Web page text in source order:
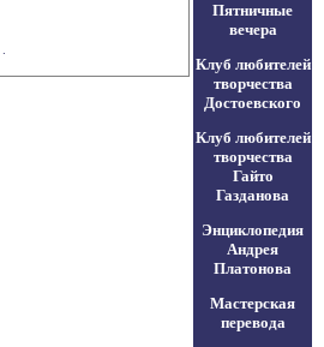
Пятничные
вечера
Клуб любителей
творчества
Достоевского
Клуб любителей
творчества
Гайто
Газданова
Энциклопедия
Андрея
Платонова
Мастерская
перевода